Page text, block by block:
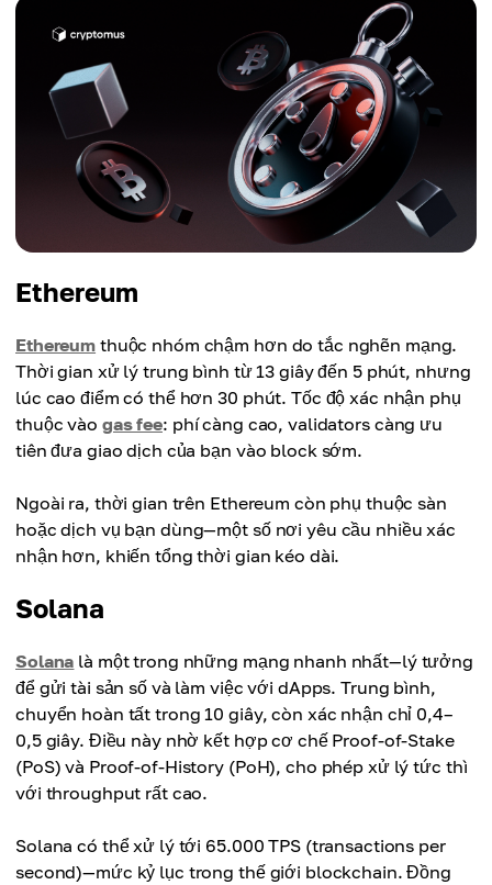
Ethereum
Ethereum thuộc nhóm chậm hơn do tắc nghẽn mạng.
Thời gian xử lý trung bình từ 13 giây đến 5 phút, nhưng
lúc cao điểm có thể hơn 30 phút. Tốc độ xác nhận phụ
thuộc vào gas fee: phí càng cao, validators càng ưu
tiên đưa giao dịch của bạn vào block sớm.
Ngoài ra, thời gian trên Ethereum còn phụ thuộc sàn
hoặc dịch vụ bạn dùng—một số nơi yêu cầu nhiều xác
nhận hơn, khiến tổng thời gian kéo dài.
Solana
Solana là một trong những mạng nhanh nhất—lý tưởng
để gửi tài sản số và làm việc với dApps. Trung bình,
chuyển hoàn tất trong 10 giây, còn xác nhận chỉ 0,4–
0,5 giây. Điều này nhờ kết hợp cơ chế Proof-of-Stake
(PoS) và Proof-of-History (PoH), cho phép xử lý tức thì
với throughput rất cao.
Solana có thể xử lý tới 65.000 TPS (transactions per
second)—mức kỷ lục trong thế giới blockchain. Đồng